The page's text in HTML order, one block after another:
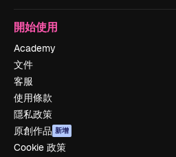
開始使用
Academy
文件
客服
使用條款
隱私政策
原創作品 新增
Cookie 政策